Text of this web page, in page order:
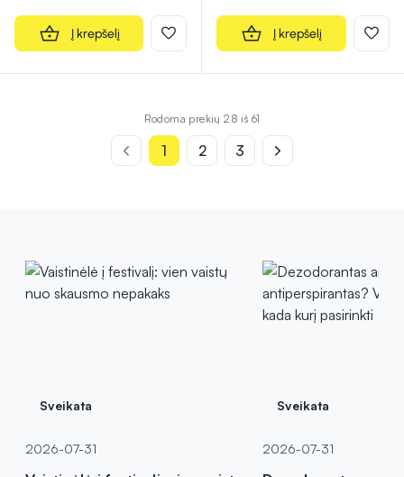
Į krepšelį Į krepšelį
Rodoma prekių 28 iš 61
1 2 3
Sveikata
2026-07-31
Sveikata
2026-07-31